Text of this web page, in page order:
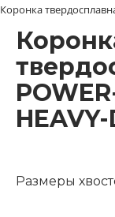
Коронка
Размеры